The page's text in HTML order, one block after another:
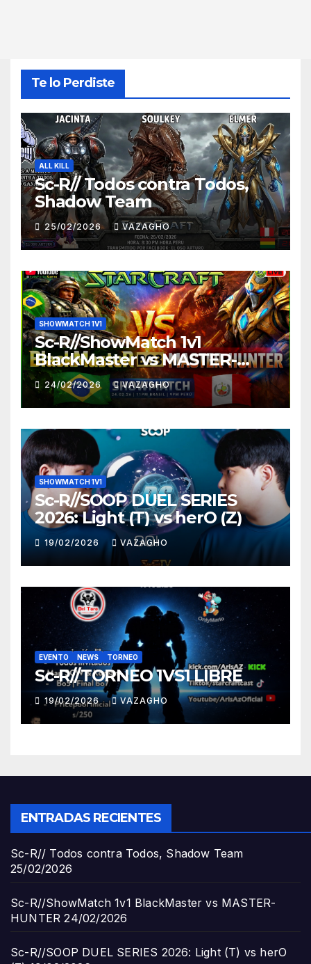
Te lo Perdiste
ALL KILL
Sc-R// Todos contra Todos,
Shadow Team
25/02/2026 VAZAGHO
SHOWMATCH 1V1
Sc-R//ShowMatch 1v1
BlackMaster vs MASTER-
HUNTER
24/02/2026 VAZAGHO
SHOWMATCH 1V1
Sc-R//SOOP DUEL SERIES
2026: Light (T) vs herO (Z)
19/02/2026 VAZAGHO
EVENTO NEWS TORNEO
Sc-R//TORNEO 1VS1 LIBRE
19/02/2026 VAZAGHO
ENTRADAS RECIENTES
Sc-R// Todos contra Todos, Shadow Team
25/02/2026
Sc-R//ShowMatch 1v1 BlackMaster vs MASTER-
HUNTER 24/02/2026
Sc-R//SOOP DUEL SERIES 2026: Light (T) vs herO